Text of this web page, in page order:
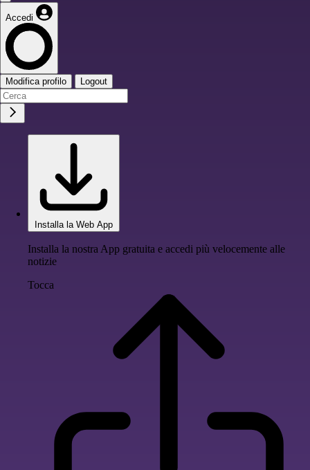
Accedi
Modifica profilo Logout
Installa la Web App
Installa la nostra App gratuita e accedi più velocemente alle
notizie
Tocca